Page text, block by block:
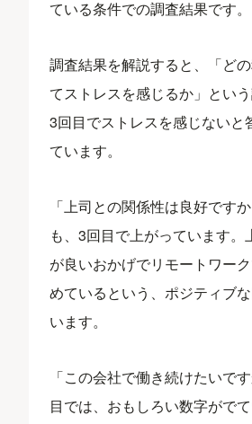
ている条件での調査結果です。
調査結果を解説すると、「ど
てストレスを感じるか」という
3回目でストレスを感じないと
ています。
「上司との関係性は良好です
も、3回目で上がっています。
が良いおかげでリモートワー
めているという、ポジティブ
います。
「この会社で働き続けたいで
目では、おもしろい数字がで